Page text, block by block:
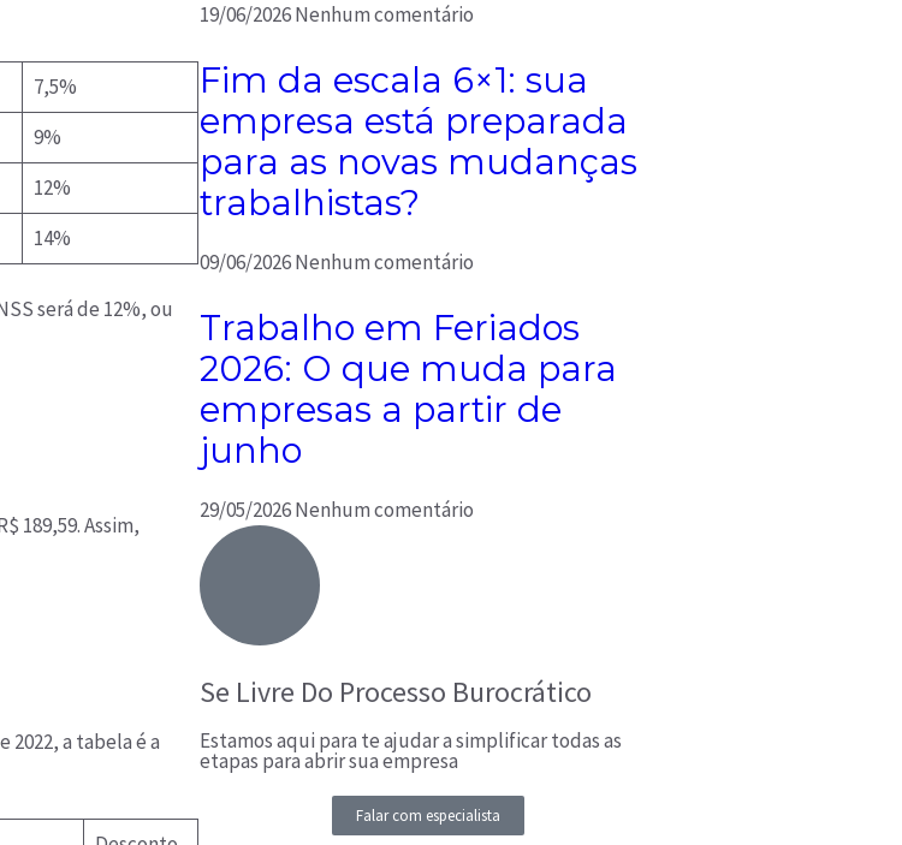
7,5%
9%
12%
14%
será de 12%, ou
189,59. Assim,
2022, a tabela é a
19/06/2026Nenhum comentário
Fim da escala 6×1: sua
empresa está preparada
para as novas mudanças
trabalhistas?
09/06/2026Nenhum comentário
Trabalho em Feriados
2026: O que muda para
empresas a partir de
junho
29/05/2026Nenhum comentário
Se Livre Do Processo Burocrático
Estamos aqui para te ajudar a simplificar todas as
etapas para abrir sua empresa
Falar com especialista